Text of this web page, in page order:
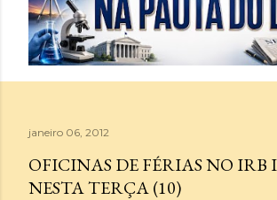
janeiro 06, 2012
OFICINAS DE FÉRIAS NO
NESTA TERÇA (10)